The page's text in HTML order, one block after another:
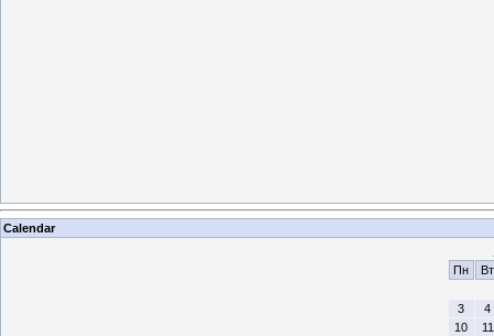
Calendar
Пн
Вт
3
4
10
11